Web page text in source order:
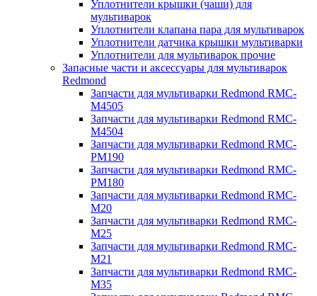
Уплотнители крышки (чаши) для
мультиварок
Уплотнители клапана пара для мультиварок
Уплотнители датчика крышки мультиварки
Уплотнители для мультиварок прочие
Запасные части и аксессуары для мультиварок
Redmond
Запчасти для мультиварки Redmond RMC-
M4505
Запчасти для мультиварки Redmond RMC-
M4504
Запчасти для мультиварки Redmond RMC-
PM190
Запчасти для мультиварки Redmond RMC-
PM180
Запчасти для мультиварки Redmond RMC-
M20
Запчасти для мультиварки Redmond RMC-
M25
Запчасти для мультиварки Redmond RMC-
M21
Запчасти для мультиварки Redmond RMC-
M35